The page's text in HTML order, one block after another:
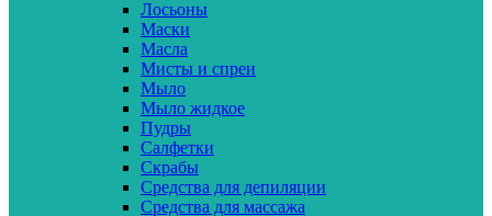
Лосьоны
Маски
Масла
Мисты и спреи
Мыло
Мыло жидкое
Пудры
Салфетки
Скрабы
Средства для депиляции
Средства для массажа